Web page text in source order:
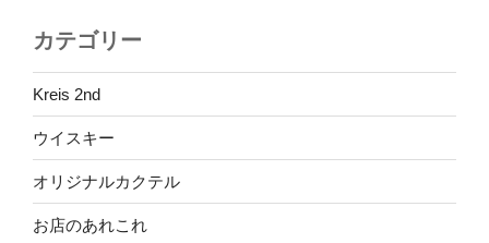
カテゴリー
Kreis 2nd
ウイスキー
オリジナルカクテル
お店のあれこれ